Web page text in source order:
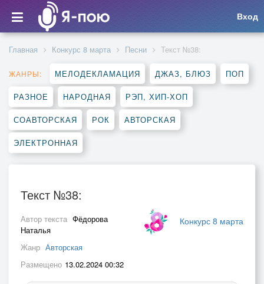
Вход
Главная Конкурс 8 марта Песни Текст №38:
ЖАНРЫ: МЕЛОДЕКЛАМАЦИЯ ДЖАЗ, БЛЮЗ ПОП
РАЗНОЕ НАРОДНАЯ РЭП, ХИП-ХОП
СОАВТОРСКАЯ РОК АВТОРСКАЯ
ЭЛЕКТРОННАЯ
Текст №38:
Конкурс 8 марта
Автор текста Фёдорова
Наталья
Жанр Авторская
Размещено 13.02.2024 00:32